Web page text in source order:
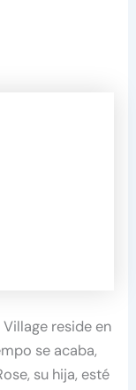
reside en
se acaba,
su hija, esté